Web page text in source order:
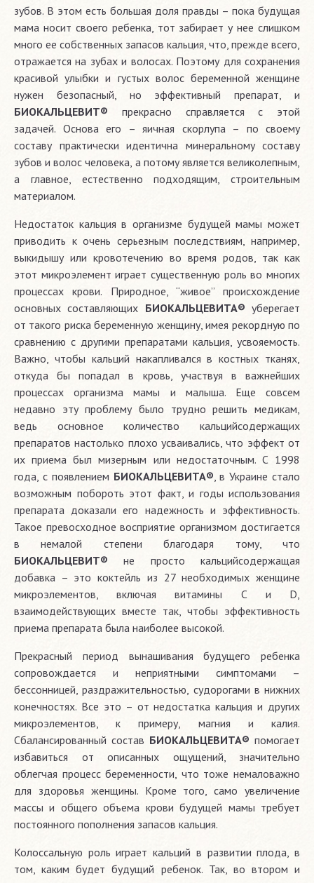
зубов. В этом есть большая доля правды – пока будущая
мама носит своего ребенка, тот забирает у нее слишком
много ее собственных запасов кальция, что, прежде всего,
отражается на зубах и волосах. Поэтому для сохранения
красивой улыбки и густых волос беременной женщине
нужен безопасный, но эффективный препарат, и
БИОКАЛЬЦЕВИТ® прекрасно справляется с этой
задачей. Основа его – яичная скорлупа – по своему
составу практически идентична минеральному составу
зубов и волос человека, а потому является великолепным,
а главное, естественно подходящим, строительным
материалом.
Недостаток кальция в организме будущей мамы может
приводить к очень серьезным последствиям, например,
выкидышу или кровотечению во время родов, так как
этот микроэлемент играет существенную роль во многих
процессах крови. Природное, “живое” происхождение
основных составляющих БИОКАЛЬЦЕВИТА® уберегает
от такого риска беременную женщину, имея рекордную по
сравнению с другими препаратами кальция, усвояемость.
Важно, чтобы кальций накапливался в костных тканях,
откуда бы попадал в кровь, участвуя в важнейших
процессах организма мамы и малыша. Еще совсем
недавно эту проблему было трудно решить медикам,
ведь основное количество кальцийсодержащих
препаратов настолько плохо усваивались, что эффект от
их приема был мизерным или недостаточным. С 1998
года, с появлением БИОКАЛЬЦЕВИТА® , в Украине стало
возможным побороть этот факт, и годы использования
препарата доказали его надежность и эффективность.
Такое превосходное восприятие организмом достигается
в немалой степени благодаря тому, что
БИОКАЛЬЦЕВИТ® не просто кальцийсодержащая
добавка – это коктейль из 27 необходимых женщине
микроэлементов, включая витамины С и D,
взаимодействующих вместе так, чтобы эффективность
приема препарата была наиболее высокой.
Прекрасный период вынашивания будущего ребенка
сопровождается и неприятными симптомами –
бессонницей, раздражительностью, судорогами в нижних
конечностях. Все это – от недостатка кальция и других
микроэлементов, к примеру, магния и калия.
Сбалансированный состав БИОКАЛЬЦЕВИТА® помогает
избавиться от описанных ощущений, значительно
облегчая процесс беременности, что тоже немаловажно
для здоровья женщины. Кроме того, само увеличение
массы и общего объема крови будущей мамы требует
постоянного пополнения запасов кальция.
Колоссальную роль играет кальций в развитии плода, в
том, каким будет будущий ребенок. Так, во втором и